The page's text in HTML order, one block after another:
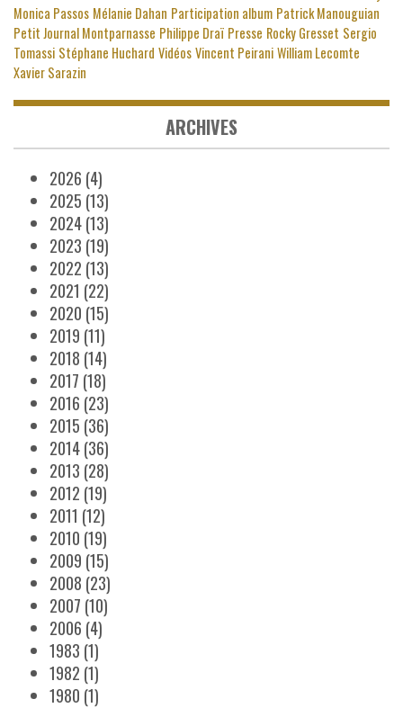
Monica Passos Mélanie Dahan Participation album Patrick Manouguian
Petit Journal Montparnasse Philippe Draï Presse Rocky Gresset Sergio
Tomassi Stéphane Huchard VidéosVincent PeiraniWilliam Lecomte
Xavier Sarazin
ARCHIVES
2026 (4)
2025 (13)
2024(13)
2023 (19)
2022 (13)
2021 (22)
2020 (15)
2019 (11)
2018 (14)
2017 (18)
2016 (23)
2015 (36)
2014(36)
2013 (28)
2012 (19)
2011 (12)
2010 (19)
2009 (15)
2008 (23)
2007 (10)
2006 (4)
1983 (1)
1982 (1)
1980 (1)